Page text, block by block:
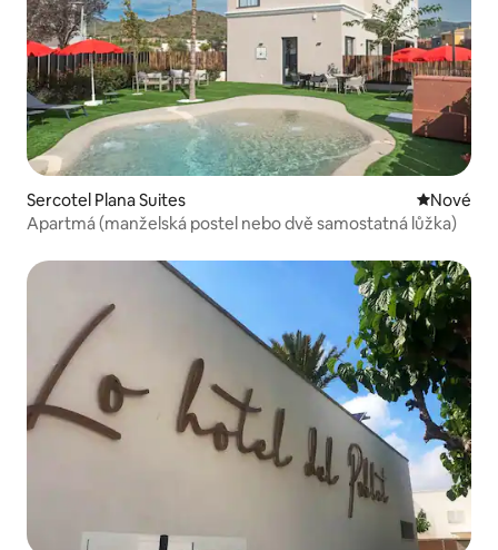
Sercotel Plana Suites Nové
Nové
Apartmá (manželská postel nebo dvě samostatná lůžka)